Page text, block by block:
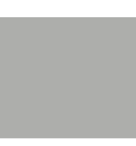
Gehäuse-Farben